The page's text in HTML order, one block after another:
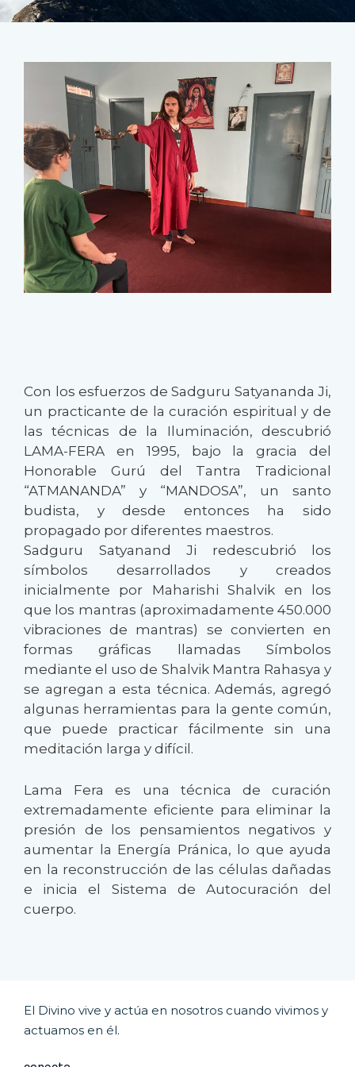
Con los esfuerzos de Sadguru Satyananda Ji,
un practicante de la curación espiritual y de
las técnicas de la Iluminación, descubrió
LAMA-FERA en 1995, bajo la gracia del
Honorable Gurú del Tantra Tradicional
“ATMANANDA” y “MANDOSA”, un santo
budista, y desde entonces ha sido
propagado por diferentes maestros.
Sadguru Satyanand Ji redescubrió los
símbolos desarrollados y creados
inicialmente por Maharishi Shalvik en los
que los mantras (aproximadamente 450.000
vibraciones de mantras) se convierten en
formas gráficas llamadas Símbolos
mediante el uso de Shalvik Mantra Rahasya y
se agregan a esta técnica. Además, agregó
algunas herramientas para la gente común,
que puede practicar fácilmente sin una
meditación larga y difícil.
Lama Fera es una técnica de curación
extremadamente eficiente para eliminar la
presión de los pensamientos negativos y
aumentar la Energía Pránica, lo que ayuda
en la reconstrucción de las células dañadas
e inicia el Sistema de Autocuración del
cuerpo.
El Divino vive y actúa en nosotros cuando vivimos y
actuamos en él.